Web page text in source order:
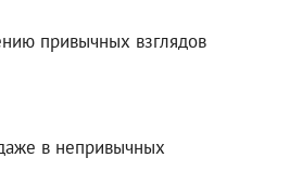
привычных взглядов
в непривычных